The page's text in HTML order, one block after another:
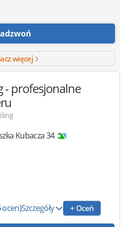
więcej
- profesjonalne
Kubacza 34
ocen)Szczegóły + Oceń